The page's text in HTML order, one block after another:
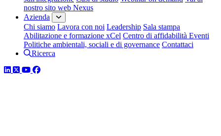
nostro sito web Nexus
Azienda
Chi siamo Lavora con noi Leadership Sala stampa
Abilitazione e formazione xCel Centro di affidabilità Eventi
Politiche ambientali, sociali e di governance Contattaci
Ricerca
LinkedIn
TwitterYouTube
Facebook